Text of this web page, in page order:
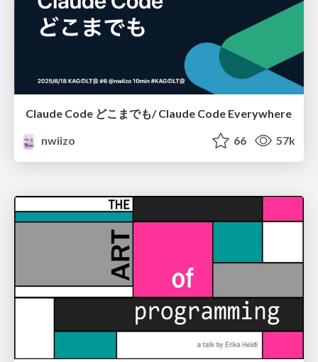
Claude Code どこまでも/ Claude Code Everywhere
nwiizo
66 57k